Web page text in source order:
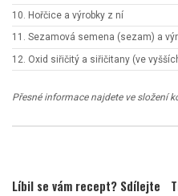
10. Hořčice a výrobky z ní
11. Sezamová semena (sezam) a
12. Oxid siřičitý a siřičitany (ve
Přesné informace najdete ve složení
Líbil se vám recept? Sdílejte